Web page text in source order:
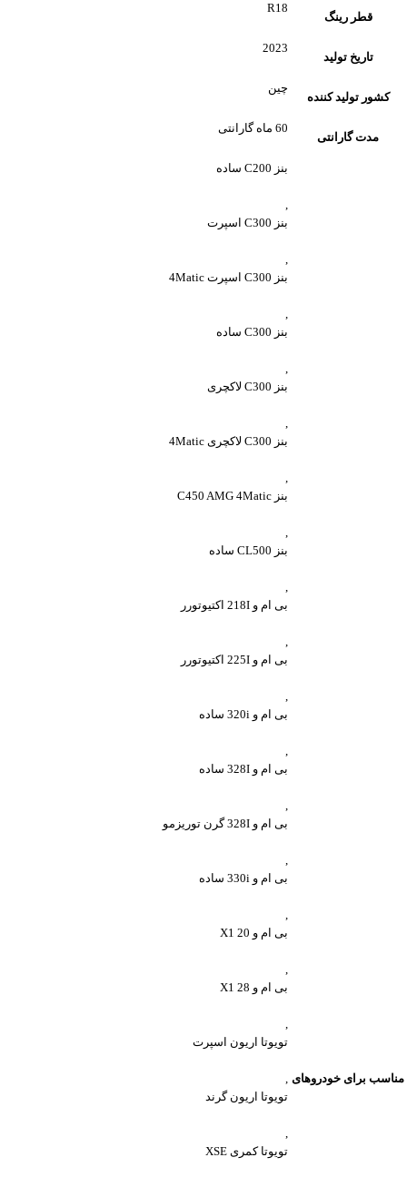
قطر رینگ
R18
تاریخ تولید
2023
کشور تولید کننده
چین
مدت گارانتی
60 ماه گارانتی
مناسب برای خودروهای
بنز C200 ساده
,
بنز C300 اسپرت
,
بنز C300 اسپرت 4Matic
,
بنز C300 ساده
,
بنز C300 لاکچری
,
بنز C300 لاکچری 4Matic
,
بنز C450 AMG 4Matic
,
بنز CL500 ساده
,
بی ام و 218I اکتیوتورر
,
بی ام و 225I اکتیوتورر
,
بی ام و 320i ساده
,
بی ام و 328I ساده
,
بی ام و 328I گرن توریزمو
,
بی ام و 330i ساده
,
بی ام و X1 20
,
بی ام و X1 28
,
تویوتا اریون اسپرت
,
تویوتا اریون گرند
,
تویوتا کمری XSE